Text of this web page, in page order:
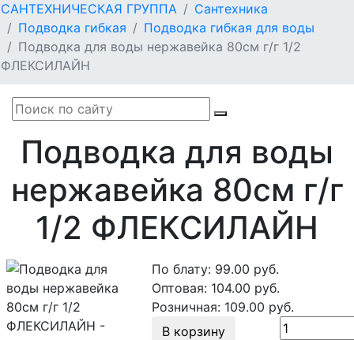
САНТЕХНИЧЕСКАЯ ГРУППА
Сантехника
Подводка гибкая
Подводка гибкая для воды
Подводка для воды нержавейка 80см г/г 1/2
ФЛЕКСИЛАЙН
Подводка для воды
нержавейка 80см г/г
1/2 ФЛЕКСИЛАЙН
По блату: 99.00 руб.
Оптовая: 104.00 руб.
Розничная: 109.00 руб.
В корзину